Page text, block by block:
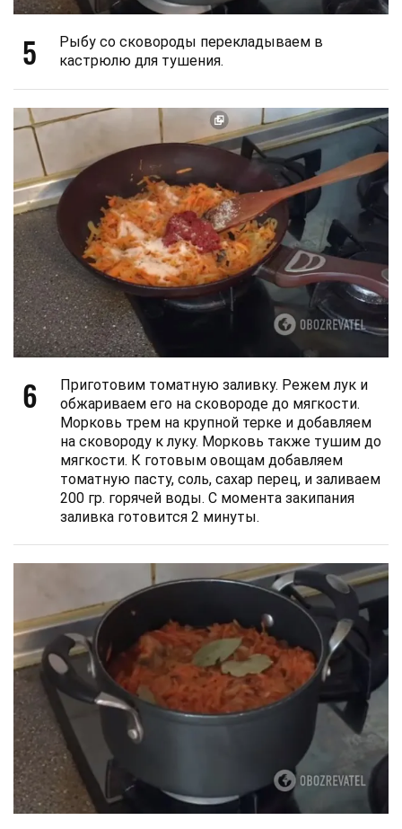
5
Рыбу со сковороды перекладываем в
кастрюлю для тушения.
6
Приготовим томатную заливку. Режем лук и
обжариваем его на сковороде до мягкости.
Морковь трем на крупной терке и добавляем
на сковороду к луку. Морковь также тушим до
мягкости. К готовым овощам добавляем
томатную пасту, соль, сахар перец, и заливаем
200 гр. горячей воды. С момента закипания
заливка готовится 2 минуты.